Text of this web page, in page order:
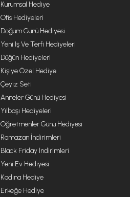
Kurumsal Hediye
Ofis Hediyeleri
Doğum Günü Hediyesi
Yeni Iş Ve Terfi Hediyeleri
Düğün Hediyeleri
Kişiye Özel Hediye
Çeyiz Seti
Anneler Günü Hediyesi
Yılbaşı Hediyeleri
Öğretmenler Günü Hediyesi
Ramazan İndirimleri
Black Friday İndirimleri
Yeni Ev Hediyesi
Kadına Hediye
Erkeğe Hediye